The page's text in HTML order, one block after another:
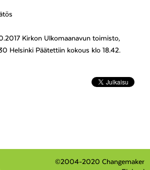
Kirkon Ulkomaanavun toimisto,
Helsinki Päätettiin kokous klo 18.42.
©2004-2020 Changemaker